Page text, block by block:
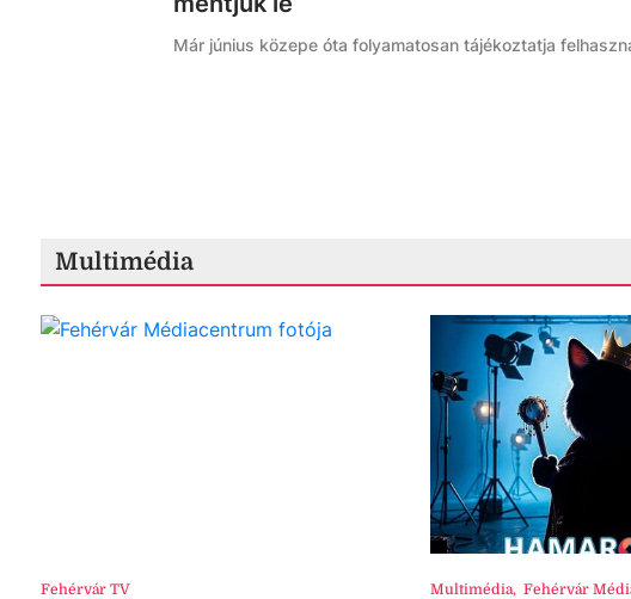
Már június közepe óta folyamatosan tájékoztatja
Multimédia
Fehérvár TV Multimédia, Fehérvár